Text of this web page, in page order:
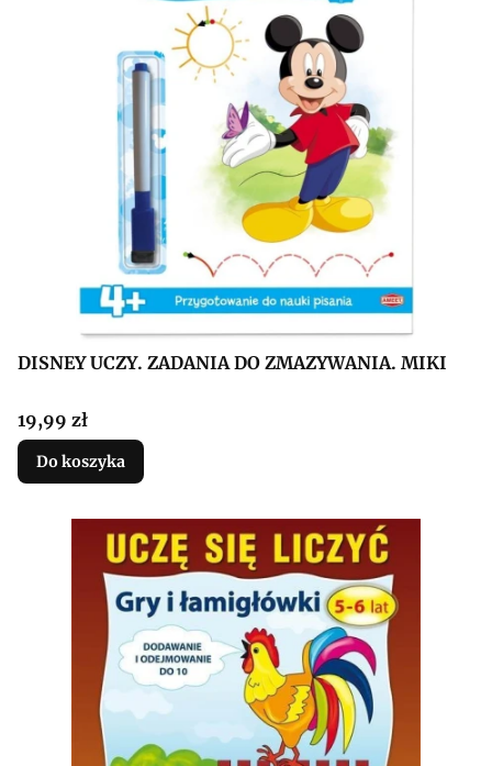
DISNEY UCZY. ZADANIA DO ZMAZYWANIA. MIKI
Cena
19,99 zł
Do koszyka